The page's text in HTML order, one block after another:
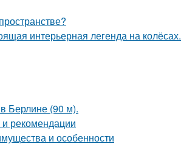
интерьерная легенда на колёсах.
Берлине (90 м).
рекомендации
и особенности